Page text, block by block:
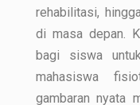
rehabilitasi,
di masa depan.
bagi siswa
mahasiswa
gambaran nyata